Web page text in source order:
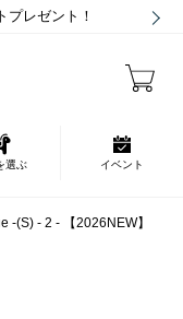
レゼント！
選ぶ イベント
-(S) - 2 - 【2026NEW】